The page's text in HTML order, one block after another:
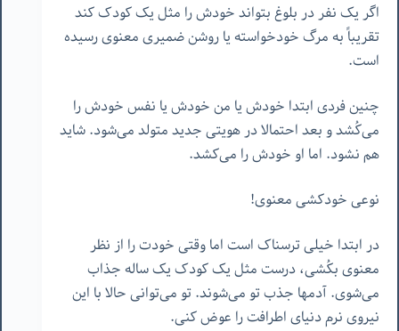
اگر یک نفر در بلوغ بتواند خودش را مثل یک کودک کند
تقریباً به مرگ خودخواسته یا روشن ضمیری معنوی رسیده
است.
چنین فردی ابتدا خودش یا من خودش یا نفس خودش را
می‌کُشد و بعد احتمالا در هویتی جدید متولد می‌شود. شاید
هم نشود. اما او خودش را می‌کشد.
نوعی خودکشی معنوی!
در ابتدا خیلی ترسناک است اما وقتی خودت را از نظر
معنوی بکُشی، درست مثل یک کودک یک ساله جذاب
می‌شوی. آدمها جذب تو می‌شوند. تو می‌توانی حالا با این
نیروی نرم دنیای اطرافت را عوض کنی.